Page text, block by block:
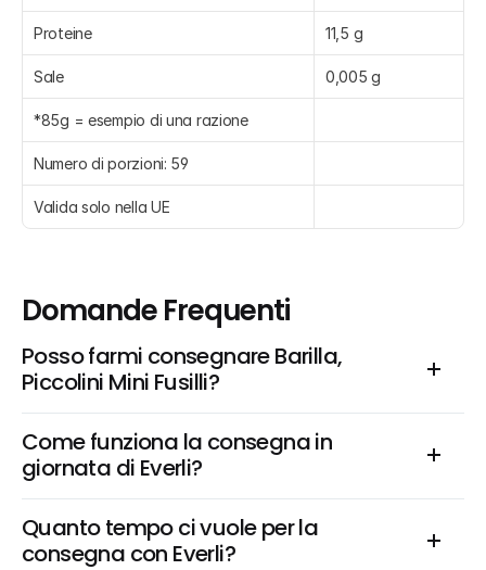
Proteine 11,5 g
Sale 0,005 g
*85g = esempio di una razione
Numero di porzioni: 59
Valida solo nella UE
Domande Frequenti
Posso farmi consegnare Barilla,
Piccolini Mini Fusilli?
Come funziona la consegna in
giornata di Everli?
Quanto tempo ci vuole per la
consegna con Everli?